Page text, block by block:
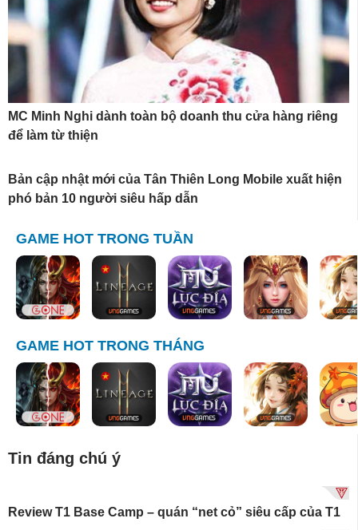
MC Minh Nghi dành toàn bộ doanh thu cửa hàng riêng
để làm từ thiện
Bản cập nhật mới của Tân Thiên Long Mobile xuất hiện
phó bản 10 người siêu hấp dẫn
GAME HOT TRONG TUẦN
GAME HOT TRONG THÁNG
Tin đáng chú ý
Review T1 Base Camp – quán “net cỏ” siêu cấp của T1